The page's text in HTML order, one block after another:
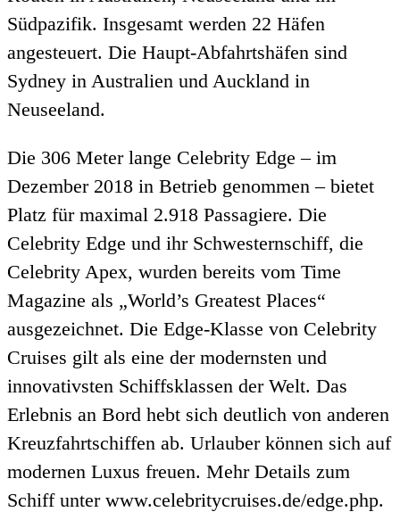
Südpazifik. Insgesamt werden 22 Häfen
angesteuert. Die Haupt-Abfahrtshäfen sind
Sydney in Australien und Auckland in
Neuseeland.
Die 306 Meter lange Celebrity Edge – im
Dezember 2018 in Betrieb genommen – bietet
Platz für maximal 2.918 Passagiere. Die
Celebrity Edge und ihr Schwesternschiff, die
Celebrity Apex, wurden bereits vom Time
Magazine als „World’s Greatest Places“
ausgezeichnet. Die Edge-Klasse von Celebrity
Cruises gilt als eine der modernsten und
innovativsten Schiffsklassen der Welt. Das
Erlebnis an Bord hebt sich deutlich von anderen
Kreuzfahrtschiffen ab. Urlauber können sich auf
modernen Luxus freuen. Mehr Details zum
Schiff unter www.celebritycruises.de/edge.php.